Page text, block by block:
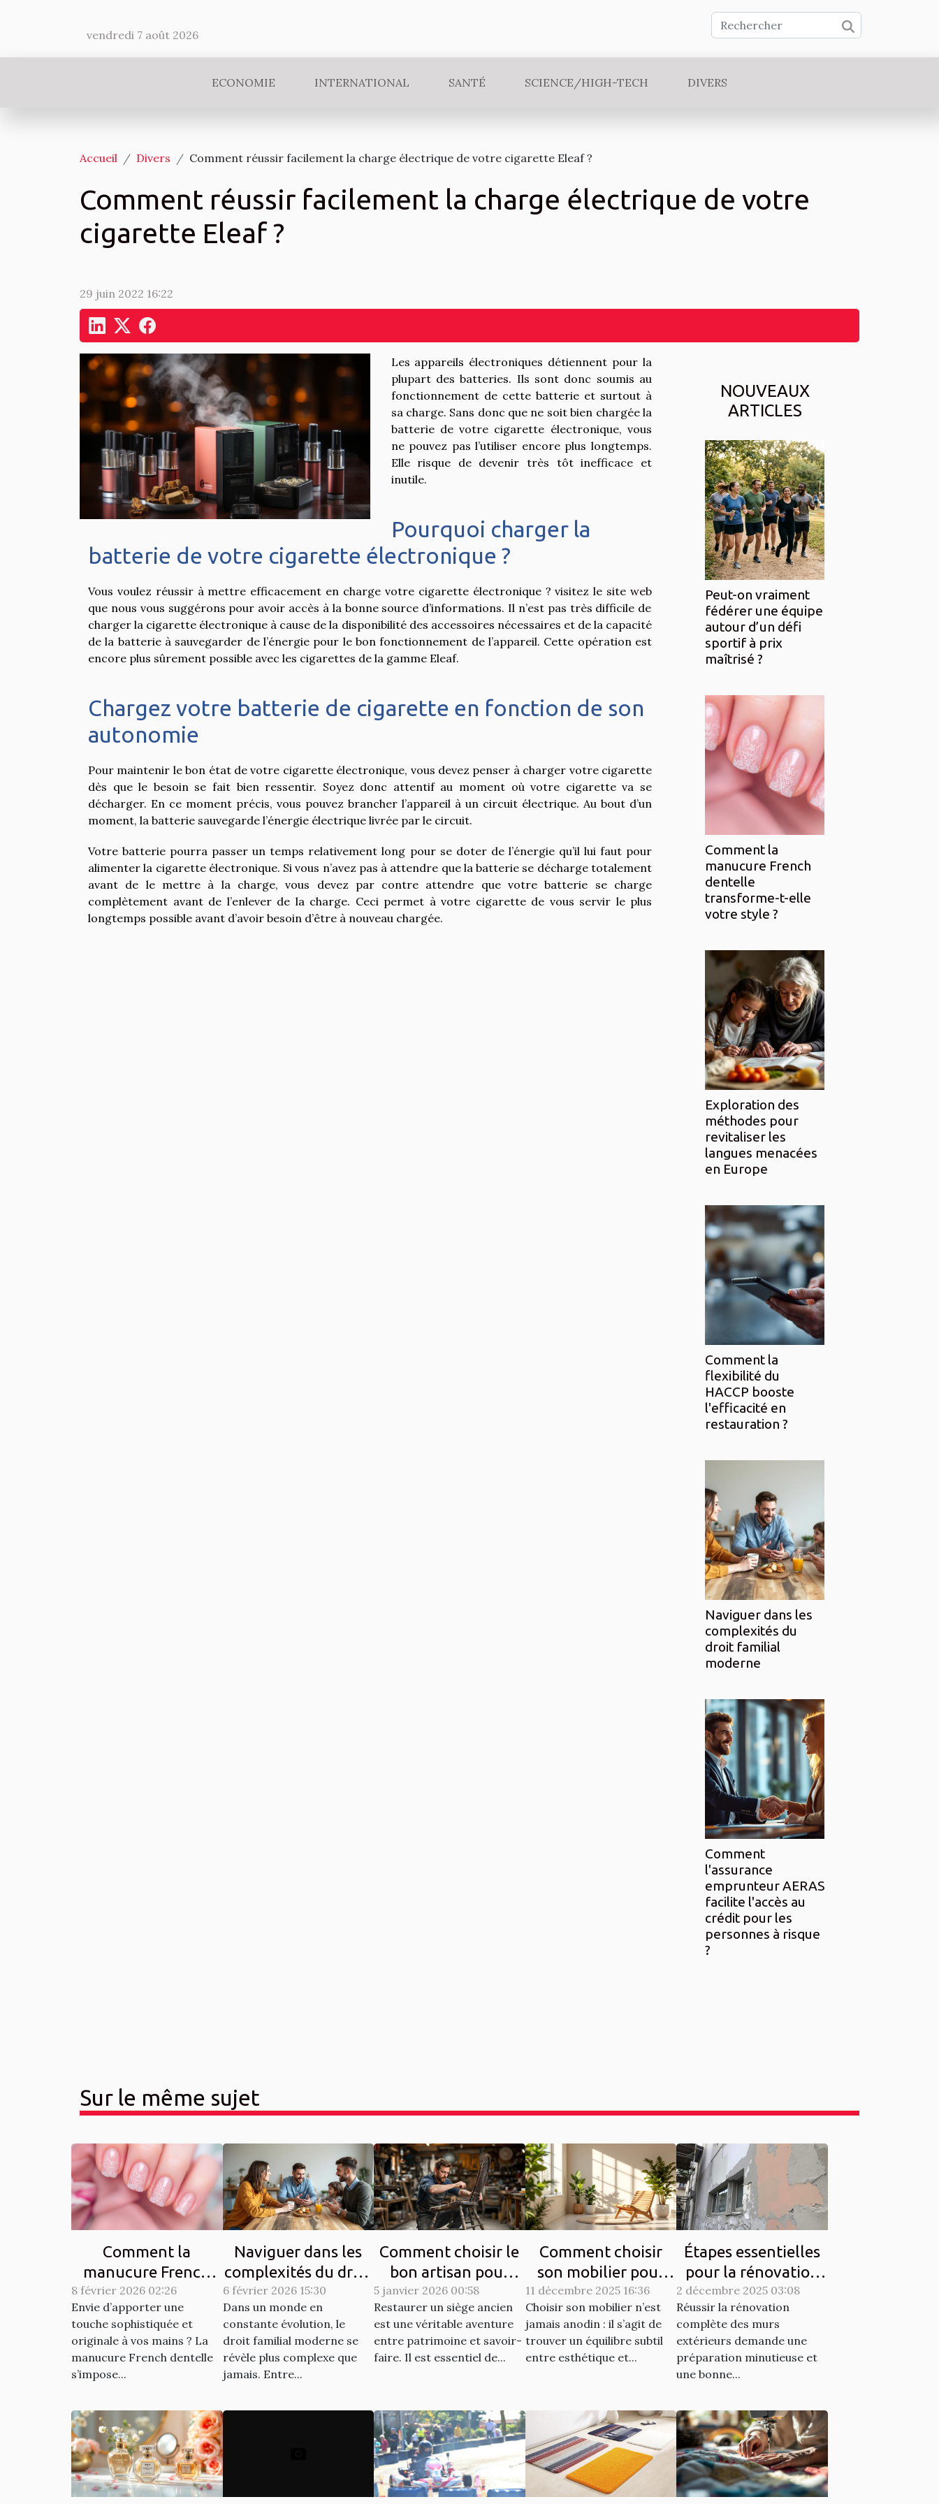
vendredi 7 août 2026
ECONOMIE INTERNATIONAL SANTÉ SCIENCE/HIGH-TECH DIVERS
Accueil Divers Comment réussir facilement la charge électrique de votre cigarette Eleaf ?
Comment réussir facilement la charge électrique de votre
cigarette Eleaf ?
29 juin 2022 16:22
Les appareils électroniques détiennent pour la
plupart des batteries. Ils sont donc soumis au
fonctionnement de cette batterie et surtout à
sa charge. Sans donc que ne soit bien chargée la
batterie de votre cigarette électronique, vous
ne pouvez pas l’utiliser encore plus longtemps.
Elle risque de devenir très tôt inefficace et
inutile.
Pourquoi charger la
batterie de votre cigarette électronique ?
Vous voulez réussir à mettre efficacement en charge votre cigarette électronique ?visitez le site web
que nous vous suggérons pour avoir accès à la bonne source d’informations. Il n’est pas très difficile de
charger la cigarette électronique à cause de la disponibilité des accessoires nécessaires et de la capacité
de la batterie à sauvegarder de l’énergie pour le bon fonctionnement de l’appareil. Cette opération est
encore plus sûrement possible avec les cigarettes de la gamme Eleaf.
Chargez votre batterie de cigarette en fonction de son
autonomie
Pour maintenir le bon état de votre cigarette électronique, vous devez penser à charger votre cigarette
dès que le besoin se fait bien ressentir. Soyez donc attentif au moment où votre cigarette va se
décharger. En ce moment précis, vous pouvez brancher l’appareil à un circuit électrique. Au bout d’un
moment, la batterie sauvegarde l’énergie électrique livrée par le circuit.
Votre batterie pourra passer un temps relativement long pour se doter de l’énergie qu’il lui faut pour
alimenter la cigarette électronique. Si vous n’avez pas à attendre que la batterie se décharge totalement
avant de le mettre à la charge, vous devez par contre attendre que votre batterie se charge
complètement avant de l’enlever de la charge. Ceci permet à votre cigarette de vous servir le plus
longtemps possible avant d’avoir besoin d’être à nouveau chargée.
NOUVEAUX
ARTICLES
Peut-on vraiment
fédérer une équipe
autour d’un défi
sportif à prix
maîtrisé ?
Comment la
manucure French
dentelle
transforme-t-elle
votre style ?
Exploration des
méthodes pour
revitaliser les
langues menacées
en Europe
Comment la
flexibilité du
HACCP booste
l'efficacité en
restauration ?
Naviguer dans les
complexités du
droit familial
moderne
Comment
l'assurance
emprunteur AERAS
facilite l'accès au
crédit pour les
personnes à risque
?
Sur le même sujet
Comment la
manucure French
dentelle transforme-
t-elle votre style ?
8 février 2026 02:26
Envie d’apporter une
touche sophistiquée et
originale à vos mains ? La
manucure French dentelle
s’impose...
Naviguer dans les
complexités du droit
familial moderne
6 février 2026 15:30
Dans un monde en
constante évolution, le
droit familial moderne se
révèle plus complexe que
jamais. Entre...
Comment choisir le
bon artisan pour
restaurer vos sièges
anciens ?
5 janvier 2026 00:58
Restaurer un siège ancien
est une véritable aventure
entre patrimoine et savoir-
faire. Il est essentiel de...
Comment choisir
son mobilier pour
allier esthétique et
durabilité?
11 décembre 2025 16:36
Choisir son mobilier n’est
jamais anodin : il s’agit de
trouver un équilibre subtil
entre esthétique et...
Étapes essentielles
pour la rénovation
complète des murs
extérieurs
2 décembre 2025 03:08
Réussir la rénovation
complète des murs
extérieurs demande une
préparation minutieuse et
une bonne...